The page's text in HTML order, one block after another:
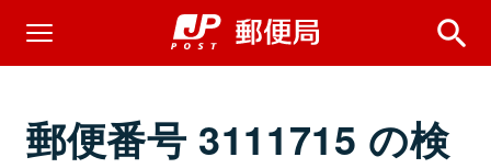
郵便番号 3111715 の検